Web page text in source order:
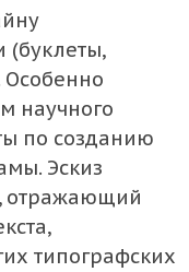
(буклеты,
Особенно
научного
по созданию
Эскиз
отражающий
типографских